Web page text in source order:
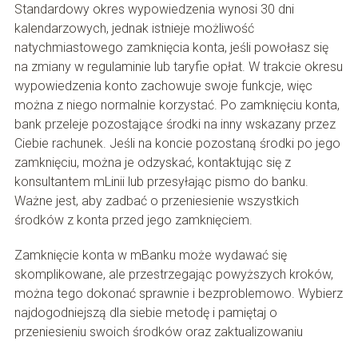
Standardowy okres wypowiedzenia wynosi 30 dni
kalendarzowych, jednak istnieje możliwość
natychmiastowego zamknięcia konta, jeśli powołasz się
na zmiany w regulaminie lub taryfie opłat. W trakcie okresu
wypowiedzenia konto zachowuje swoje funkcje, więc
można z niego normalnie korzystać. Po zamknięciu konta,
bank przeleje pozostające środki na inny wskazany przez
Ciebie rachunek. Jeśli na koncie pozostaną środki po jego
zamknięciu, można je odzyskać, kontaktując się z
konsultantem mLinii lub przesyłając pismo do banku.
Ważne jest, aby zadbać o przeniesienie wszystkich
środków z konta przed jego zamknięciem.
Zamknięcie konta w mBanku może wydawać się
skomplikowane, ale przestrzegając powyższych kroków,
można tego dokonać sprawnie i bezproblemowo. Wybierz
najdogodniejszą dla siebie metodę i pamiętaj o
przeniesieniu swoich środków oraz zaktualizowaniu